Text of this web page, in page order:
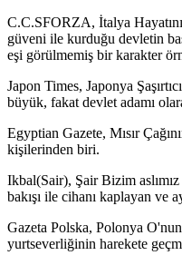
C.C.SFORZA, İtalya
güveni ile kurduğu devletin
eşi görülmemiş bir karakter
Japon Times, Japonya
büyük, fakat devlet adamı
Egyptian Gazete, Mısır
kişilerinden biri.
Ikbal(Sair), Şair Bizim
bakışı ile cihanı kaplayan ve
Gazeta Polska, Polonya
yurtseverliğinin harekete